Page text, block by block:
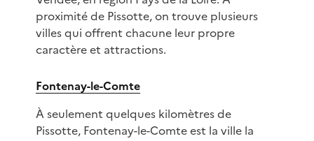
proximité de Pissotte, on trouve plusieurs
villes qui offrent chacune leur propre
caractère et attractions.
Fontenay-le-Comte
À seulement quelques kilomètres de
Pissotte, Fontenay-le-Comte est la ville la